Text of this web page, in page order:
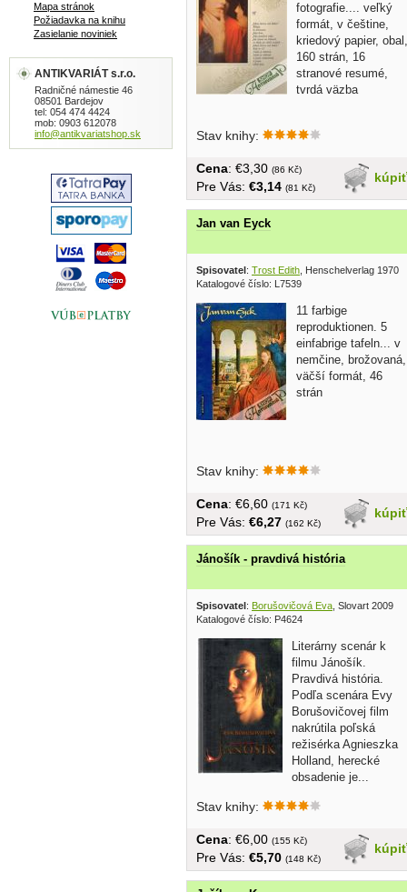
fotografie.... veľký
formát, v češtine,
kriedový papier, obal,
160 strán, 16
stranové resumé,
tvrdá väzba
Stav knihy:
kúpiť
Cena: €3,30 (86 Kč)
Pre Vás: €3,14 (81 Kč)
Jan van Eyck
Spisovatel: Trost Edith , Henschelverlag 1970
Katalogové číslo: L7539
11 farbige
reproduktionen. 5
einfabrige tafeln... v
nemčine, brožovaná,
väčší formát, 46
strán
Stav knihy:
kúpiť
Cena: €6,60 (171 Kč)
Pre Vás: €6,27 (162 Kč)
Jánošík - pravdivá história
Spisovatel: Borušovičová Eva , Slovart 2009
Katalogové číslo: P4624
Literárny scenár k
filmu Jánošík.
Pravdivá história.
Podľa scenára Evy
Borušovičovej film
nakrútila poľská
režisérka Agnieszka
Holland, herecké
obsadenie je...
Stav knihy:
kúpiť
Cena: €6,00 (155 Kč)
Pre Vás: €5,70 (148 Kč)
Mapa stránok
Požiadavka na knihu
Zasielanie noviniek
ANTIKVARIÁT s.r.o.
Radničné námestie 46
08501 Bardejov
tel: 054 474 4424
mob: 0903 612078
info@antikvariatshop.sk